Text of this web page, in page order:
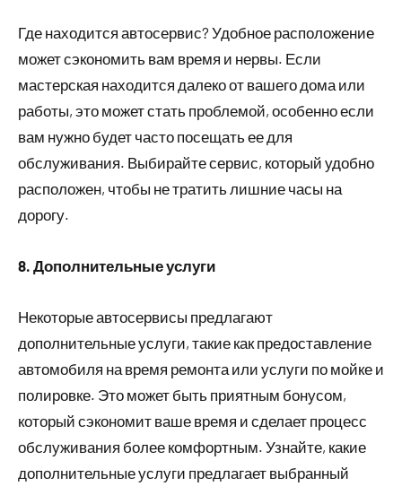
Где находится автосервис? Удобное расположение
может сэкономить вам время и нервы. Если
мастерская находится далеко от вашего дома или
работы, это может стать проблемой, особенно если
вам нужно будет часто посещать ее для
обслуживания. Выбирайте сервис, который удобно
расположен, чтобы не тратить лишние часы на
дорогу.
8. Дополнительные услуги
Некоторые автосервисы предлагают
дополнительные услуги, такие как предоставление
автомобиля на время ремонта или услуги по мойке и
полировке. Это может быть приятным бонусом,
который сэкономит ваше время и сделает процесс
обслуживания более комфортным. Узнайте, какие
дополнительные услуги предлагает выбранный